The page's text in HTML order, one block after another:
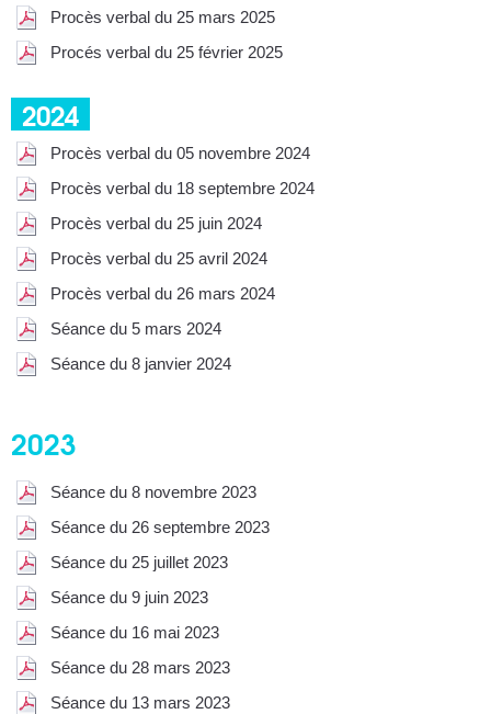
Procès verbal du 25 mars 2025
Procés verbal du 25 février 2025
2024
Procès verbal du 05 novembre 2024
Procès verbal du 18 septembre 2024
Procès verbal du 25 juin 2024
Procès verbal du 25 avril 2024
Procès verbal du 26 mars 2024
Séance du 5 mars 2024
Séance du 8 janvier 2024
2023
Séance du 8 novembre 2023
Séance du 26 septembre 2023
Séance du 25 juillet 2023
Séance du 9 juin 2023
Séance du 16 mai 2023
Séance du 28 mars 2023
Séance du 13 mars 2023